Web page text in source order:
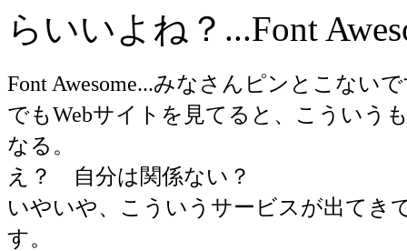
らいいよね？...Font
Font Awesome...みなさんピンとこない
でもWebサイトを見てると、こういう
なる。
え？ 自分は関係ない？
いやいや、こういうサービスが出てき
す。